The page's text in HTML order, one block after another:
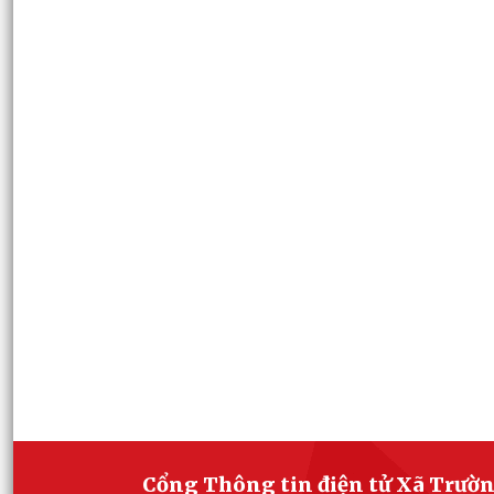
Cổng Thông tin điện tử Xã